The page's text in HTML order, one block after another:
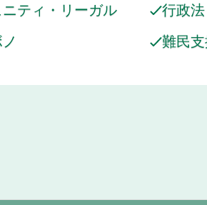
ニティ・リーガル
行政法
難民